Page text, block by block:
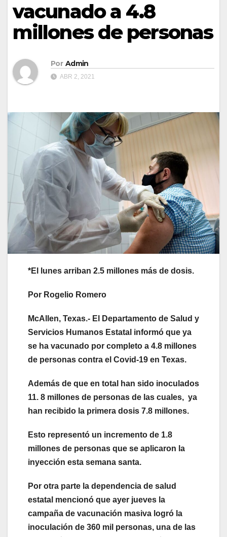
vacunado a 4.8
millones de personas
Por Admin
ABR 2, 2021
*El lunes arriban 2.5 millones más de dosis.
Por Rogelio Romero
McAllen, Texas.- El Departamento de Salud y
Servicios Humanos Estatal informó que ya
se ha vacunado por completo a 4.8 millones
de personas contra el Covid-19 en Texas.
Además de que en total han sido inoculados
11. 8 millones de personas de las cuales, ya
han recibido la primera dosis 7.8 millones.
Esto representó un incremento de 1.8
millones de personas que se aplicaron la
inyección esta semana santa.
Por otra parte la dependencia de salud
estatal mencionó que ayer jueves la
campaña de vacunación masiva logró la
inoculación de 360 mil personas, una de las